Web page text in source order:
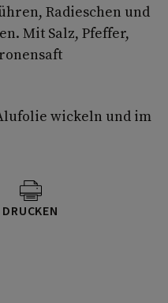
Radieschen und
Mit Salz, Pfeffer,
wickeln und im
DRUCKEN